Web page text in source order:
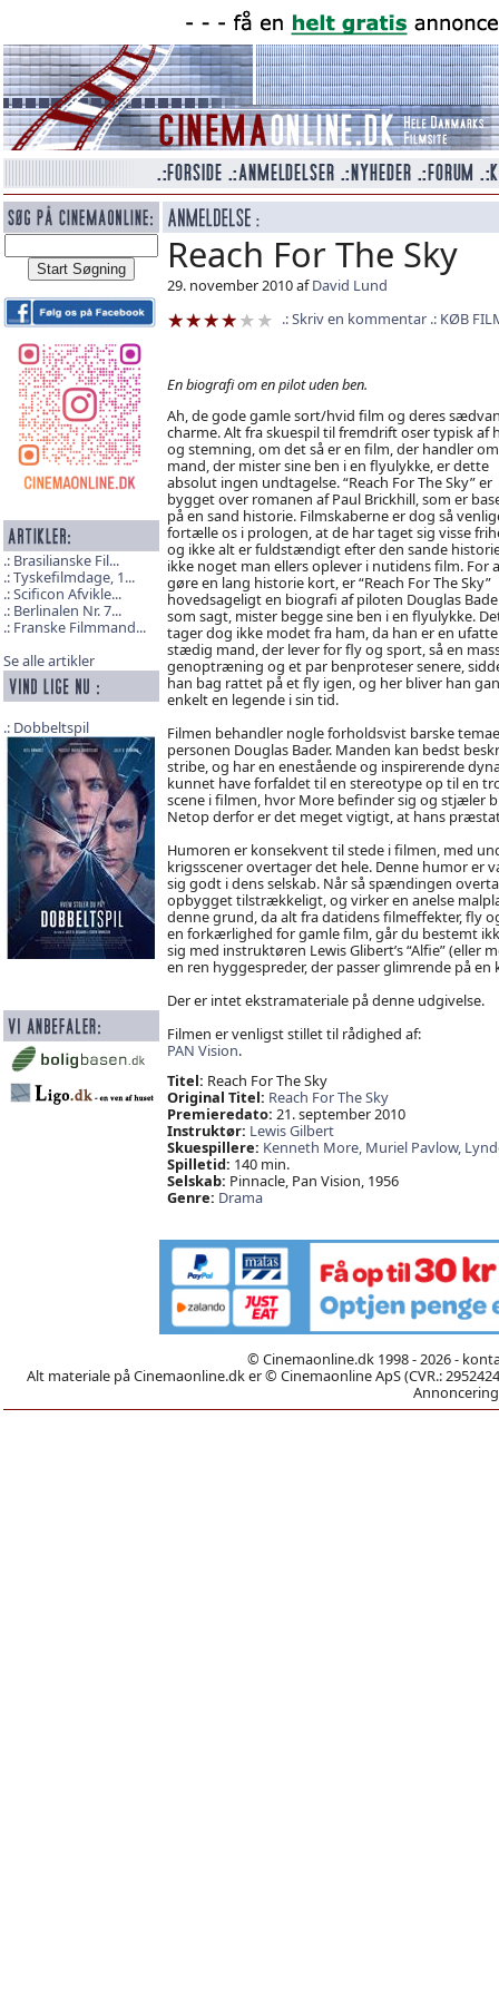
Brasilianske Fil...
Tyskefilmdage, 1...
Scificon Afvikle...
Berlinalen Nr. 7...
Franske Filmmand...
Se alle artikler
Dobbeltspil
Reach For The Sky
29. november 2010 afDavid Lund
Skriv en kommentar
KØB
En biografi om en pilot uden ben.
Ah, de gode gamle sort/hvid film og deres
charme. Alt fra skuespil til fremdrift oser typisk af
og stemning, om det så er en film, der handler
mand, der mister sine ben i en flyulykke, er dette
absolut ingen undtagelse. “Reach For The Sky” er
bygget over romanen af Paul Brickhill, som er
på en sand historie. Filmskaberne er dog så
fortælle os i prologen, at de har taget sig visse
og ikke alt er fuldstændigt efter den sande
ikke noget man ellers oplever i nutidens film. For
gøre en lang historie kort, er “Reach For The Sky”
hovedsageligt en biografi af piloten Douglas
som sagt, mister begge sine ben i en flyulykke.
tager dog ikke modet fra ham, da han er en
stædig mand, der lever for fly og sport, så en
genoptræning og et par benproteser senere,
han bag rattet på et fly igen, og her bliver han
enkelt en legende i sin tid.
Filmen behandler nogle forholdsvist barske
personen Douglas Bader. Manden kan bedst
stribe, og har en enestående og inspirerende
kunnet have forfaldet til en stereotype op til en
scene i filmen, hvor More befinder sig og stjæler
Netop derfor er det meget vigtigt, at hans
Humoren er konsekvent til stede i filmen, med
krigsscener overtager det hele. Denne humor er
sig godt i dens selskab. Når så spændingen
opbygget tilstrækkeligt, og virker en anelse
denne grund, da alt fra datidens filmeffekter, fly
en forkærlighed for gamle film, går du bestemt
sig med instruktøren Lewis Glibert’s “Alfie” (eller
en ren hyggespreder, der passer glimrende på
Der er intet ekstramateriale på denne udgivelse.
Filmen er venligst stillet til rådighed af:
PAN Vision.
Titel: Reach For The Sky
Original Titel: Reach For The Sky
Premieredato: 21. september 2010
Instruktør: Lewis Gilbert
Skuespillere: Kenneth More, Muriel Pavlow,
Spilletid: 140 min.
Selskab: Pinnacle, Pan Vision, 1956
Genre: Drama
© Cinemaonline.dk 1998 - 2026 -
Alt materiale på Cinemaonline.dk er © Cinemaonline ApS (CVR.: